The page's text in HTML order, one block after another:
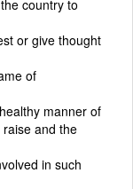
country to
or give thought
of
manner of
and the
in such